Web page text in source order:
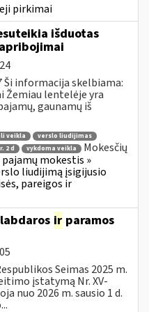
pirkimai
išduotas
Ši informacija skelbiama:
Žemiau lentelėje yra
gaunamų iš
veikla
verslo liudijimas
2 d vykdoma veikla
Mokesčių
mokestis »
liudijimą įsigijusio
pareigos ir
ir paramos
Seimas 2025 m.
įstatymą Nr. XV-
nuo 2026 m. sausio 1 d.